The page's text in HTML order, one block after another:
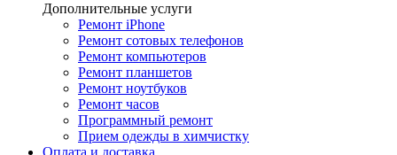
Дополнительные услуги
Ремонт iPhone
Ремонт сотовых телефонов
Ремонт компьютеров
Ремонт планшетов
Ремонт ноутбуков
Ремонт часов
Программный ремонт
Прием одежды в химчистку
Оплата и доставка